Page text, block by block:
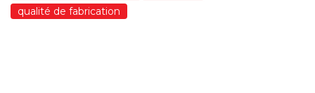
qualité de fabrication